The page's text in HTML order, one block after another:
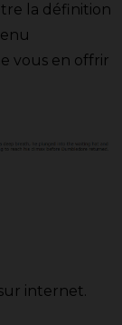
la définition
vous en offrir
internet.